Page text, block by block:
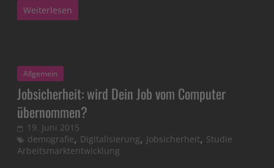
Weiterlesen
Allgemein
Jobsicherheit: wird Dein Job vom Computer
übernommen?
19. Juni 2015
demografie, Digitalisierung, Jobsicherheit, Studie
Arbeitsmarktentwicklung